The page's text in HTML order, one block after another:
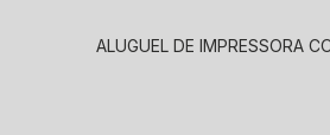
ALUGUEL DE IMPRESSORA